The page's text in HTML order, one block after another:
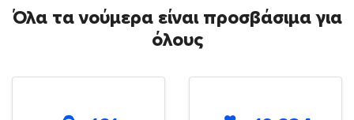
Όλα τα νούμερα είναι προσβάσιμα για
όλους